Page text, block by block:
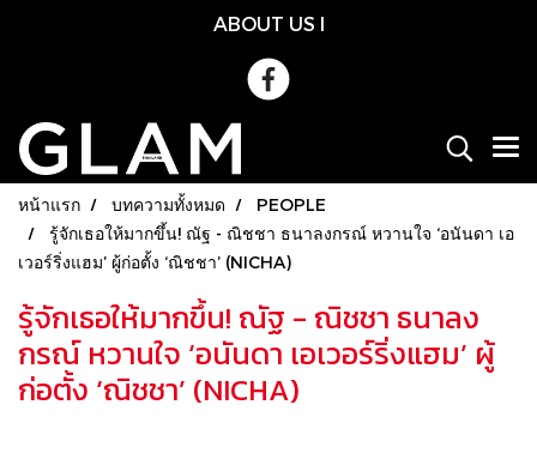
ABOUT US l
หน้าแรก บทความทั้งหมด
PEOPLE
รู้จักเธอให้มากขึ้น! ณัฐ - ณิชชา ธนาลงกรณ์ หวานใจ ‘อนันดา เอ
เวอร์ริ่งแฮม’ ผู้ก่อตั้ง ‘ณิชชา’ (NICHA)
รู้จักเธอให้มากขึ้น! ณัฐ - ณิชชา ธนาลง
กรณ์ หวานใจ ‘อนันดา เอเวอร์ริ่งแฮม’ ผู้
ก่อตั้ง ‘ณิชชา’ (NICHA)